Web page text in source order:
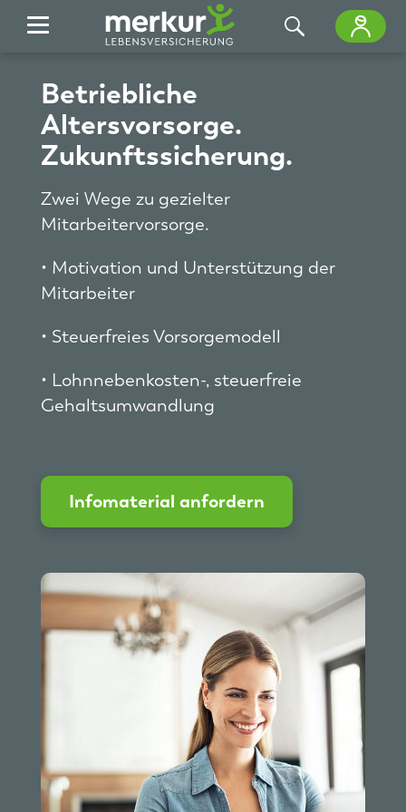
Betriebliche
Altersvorsorge.
Zukunftssicherung.
Zwei Wege zu gezielter
Mitarbeitervorsorge.
• Motivation und Unterstützung der
Mitarbeiter
• Steuerfreies Vorsorgemodell
• Lohnnebenkosten-, steuerfreie
Gehaltsumwandlung
Infomaterial anfordern